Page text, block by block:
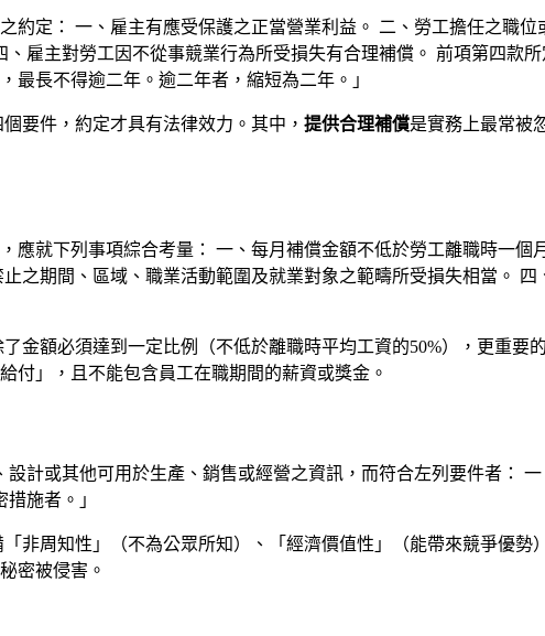
約定： 一、雇主有應受保護之正當營業利益。 二、勞工擔任之職
雇主對勞工因不從事競業行為所受損失有合理補償。 前項第四款
最長不得逾二年。逾二年者，縮短為二年。」
個要件，約定才具有法律效力。其中， 提供合理補償是實務上最常被
應就下列事項綜合考量： 一、每月補償金額不低於勞工離職時一個
之期間、區域、職業活動範圍及就業對象之範疇所受損失相當。 四
金額必須達到一定比例（不低於離職時平均工資的50%），更重要
付」，且不能包含員工在職期間的薪資或獎金。
計或其他可用於生產、銷售或經營之資訊，而符合左列要件者：
施者。」
非周知性」（不為公眾所知）、「經濟價值性」（能帶來競爭優勢
密被侵害。